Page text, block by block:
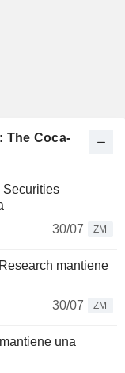
The Coca-
Securities
30/07
ZM
mantiene
30/07
ZM
una